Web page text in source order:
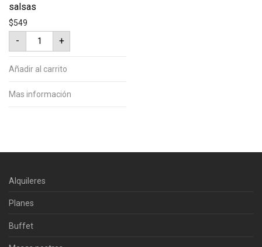
salsas
$549
-
Taza
pequeña
para
cantidad
+
Añadir al carrito
Mas información
Alquileres
Planes
Buffet